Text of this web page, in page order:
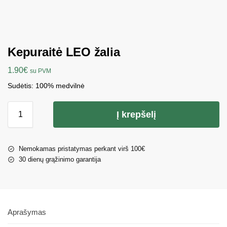
Kepuraitė LEO žalia
1.90€ su PVM
Sudėtis: 100% medvilnė
Į krepšelį
Nemokamas pristatymas perkant virš 100€
30 dienų grąžinimo garantija
Aprašymas